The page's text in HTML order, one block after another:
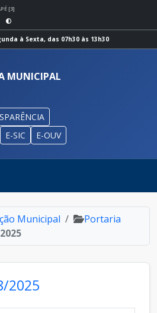
[3]
à Sexta, das 07h30 às 13h30
MUNICIPAL
E-SIC E-OUV
Municipal
Portaria
2025